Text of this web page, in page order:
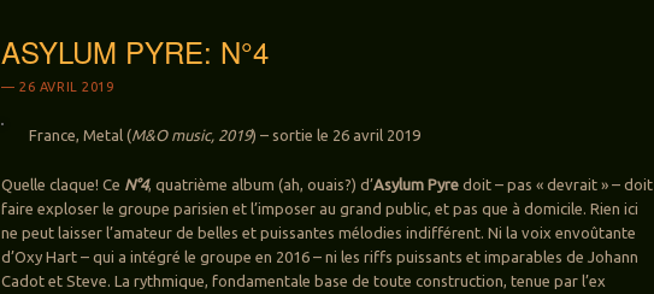
ASYLUM PYRE: N°4
26 AVRIL 2019
France, Metal (M&O music, 2019) – sortie le 26 avril 2019
Quelle claque! Ce N°4, quatrième album (ah, ouais?) d’Asylum Pyre doit – pas « devrait » – doit
faire exploser le groupe parisien et l’imposer au grand public, et pas que à domicile. Rien ici
ne peut laisser l’amateur de belles et puissantes mélodies indifférent. Ni la voix envoûtante
d’Oxy Hart – qui a intégré le groupe en 2016 – ni les riffs puissants et imparables de Johann
Cadot et Steve. La rythmique, fondamentale base de toute construction, tenue par l’ex